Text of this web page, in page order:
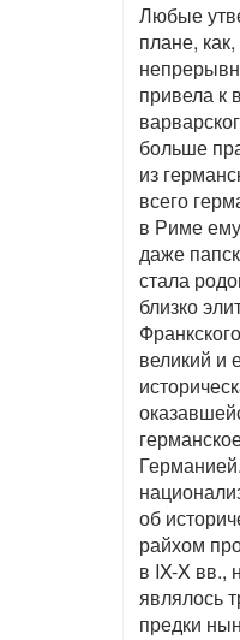
Любые
плане,
привела к
больше
из
всего
в Риме
даже
стала
близко
великий и
об
райхом
в IX-X вв.,
являлось
предки